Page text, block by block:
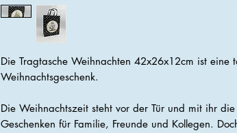
Die Tragtasche Weihnachten 42x26x12cm ist eine
Weihnachtsgeschenk.
Die Weihnachtszeit steht vor der Tür und mit ihr
Geschenken für Familie, Freunde und Kollegen.